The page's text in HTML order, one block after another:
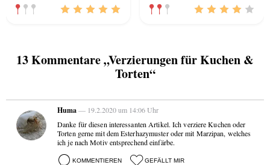
13 Kommentare „Verzierungen für Kuchen &
Torten“
Huma— 19.2.2020 um 14:06 Uhr
Danke für diesen interessanten Artikel. Ich verziere Kuchen oder
Torten gerne mit dem Esterhazymuster oder mit Marzipan, welches
ich je nach Motiv entsprechend einfärbe.
KOMMENTIEREN GEFÄLLT MIR